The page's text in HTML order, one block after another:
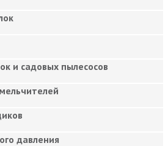
и садовых пылесосов
давления